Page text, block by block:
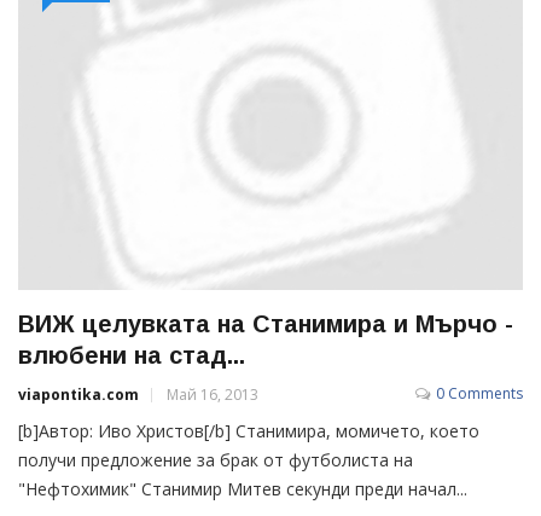
ВИЖ целувката на Станимира и Мърчо -
влюбени на стад...
viapontika.com Май 16, 2013 0 Comments
[b]Автор: Иво Христов[/b] Станимира, момичето, което
получи предложение за брак от футболиста на
"Нефтохимик" Станимир Митев секунди преди начал...